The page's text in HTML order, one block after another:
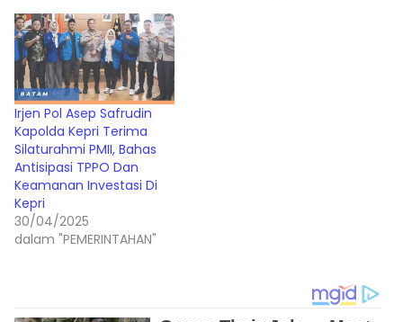
Irjen Pol Asep Safrudin
Kapolda Kepri Terima
Silaturahmi PMII, Bahas
Antisipasi TPPO Dan
Keamanan Investasi Di
Kepri
30/04/2025
dalam "PEMERINTAHAN"